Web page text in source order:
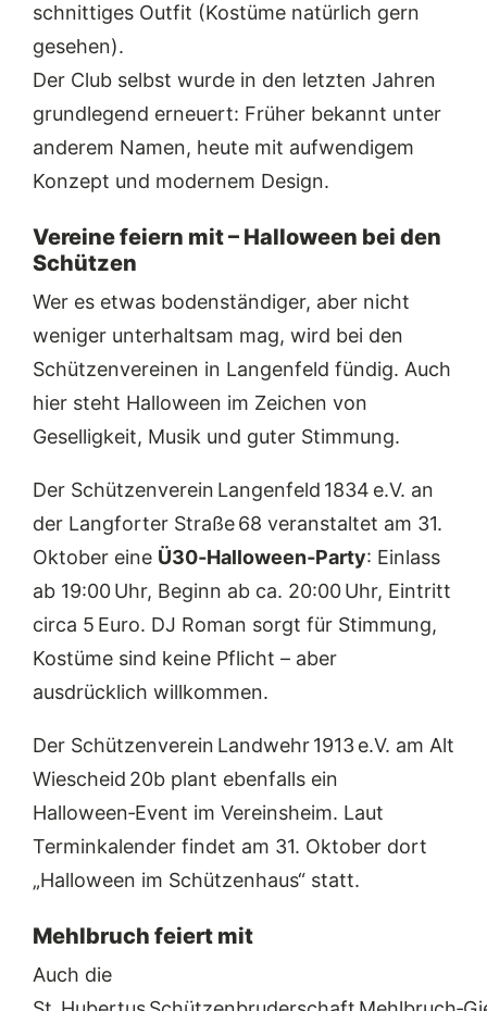
schnittiges Outfit (Kostüme natürlich gern
gesehen).
Der Club selbst wurde in den letzten Jahren
grundlegend erneuert: Früher bekannt unter
anderem Namen, heute mit aufwendigem
Konzept und modernem Design.
Vereine feiern mit – Halloween bei den
Schützen
Wer es etwas bodenständiger, aber nicht
weniger unterhaltsam mag, wird bei den
Schützenvereinen in Langenfeld fündig. Auch
hier steht Halloween im Zeichen von
Geselligkeit, Musik und guter Stimmung.
Der Schützenverein Langenfeld 1834 e.V. an
der Langforter Straße 68 veranstaltet am 31.
Oktober eine Ü30‑Halloween‑Party: Einlass
ab 19:00 Uhr, Beginn ab ca. 20:00 Uhr, Eintritt
circa 5 Euro. DJ Roman sorgt für Stimmung,
Kostüme sind keine Pflicht – aber
ausdrücklich willkommen.
Der Schützenverein Landwehr 1913 e.V. am Alt
Wiescheid 20b plant ebenfalls ein
Halloween‑Event im Vereinsheim. Laut
Terminkalender findet am 31. Oktober dort
„Halloween im Schützenhaus“ statt.
Mehlbruch feiert mit
Auch die